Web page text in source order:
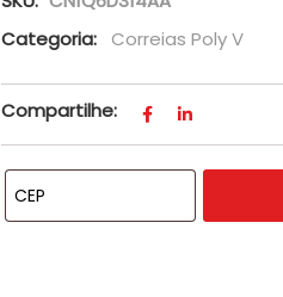
Categoria:
Correias Poly V
Compartilhe: